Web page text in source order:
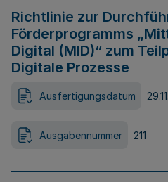
Richtlinie zur
Förderprogramms
Digital (MID)“ zum
Digitale Prozesse
Ausfertigungsdatum
Ausgabennummer 211